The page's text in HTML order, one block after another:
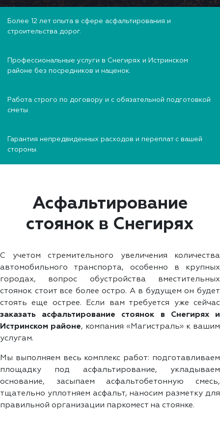
Более 12 лет опыта в сфере асфальтирования и
строительства дорог.
Профессиональные услуги в Снегирях и Истринском
районе без посредников и наценок.
Работа строго по договору и с обязательной подготовкой
сметы.
Гарантия непредвиденных расходов и переплат с вашей
стороны.
Асфальтирование
стоянок в Снегирях
С учетом стремительного увеличения количества
автомобильного транспорта, особенно в крупных
городах, вопрос обустройства вместительных
стоянок стоит все более остро. А в будущем он будет
стоять еще острее. Если вам требуется уже сейчас
заказать асфальтирование стоянок в Снегирях и
Истринском районе, компания «Магистраль» к вашим
услугам.
Мы выполняем весь комплекс работ: подготавливаем
площадку под асфальтирование, укладываем
основание, засыпаем асфальтобетонную смесь,
тщательно уплотняем асфальт, наносим разметку для
правильной организации паркомест на стоянке.